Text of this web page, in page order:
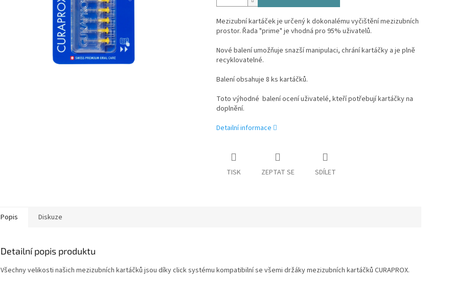
Mezizubní kartáček je určený k dokonalému vyčištění mezizubních
prostor. Řada "prime" je vhodná pro 95% uživatelů.
Nové balení umožňuje snazší manipulaci, chrání kartáčky a je plně
recyklovatelné.
Balení obsahuje 8 ks kartáčků.
Toto výhodné balení ocení uživatelé, kteří potřebují kartáčky na
doplnění.
Detailní informace
TISK ZEPTAT SE SDÍLET
Popis Diskuze
Detailní popis produktu
Všechny velikosti našich mezizubních kartáčků jsou díky click systému kompatibilní se všemi držáky mezizubních kartáčků CURAPROX.